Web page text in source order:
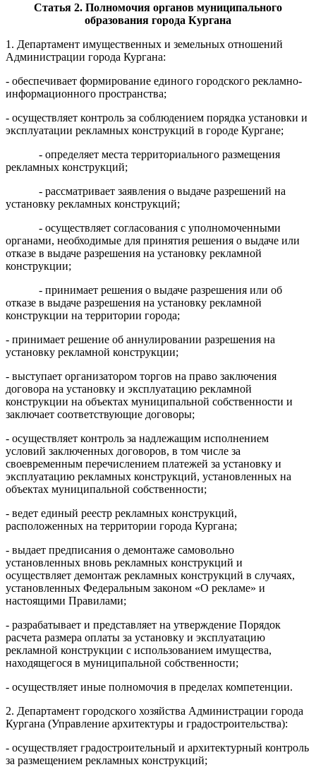
Статья 2. Полномочия органов муниципального
образования города Кургана
1. Департамент имущественных и земельных отношений
Администрации города Кургана:
- обеспечивает формирование единого городского рекламно-
информационного пространства;
- осуществляет контроль за соблюдением порядка установки и
эксплуатации рекламных конструкций в городе Кургане;
- определяет места территориального размещения
рекламных конструкций;
- рассматривает заявления о выдаче разрешений на
установку рекламных конструкций;
- осуществляет согласования с уполномоченными
органами, необходимые для принятия решения о выдаче или
отказе в выдаче разрешения на установку рекламной
конструкции;
- принимает решения о выдаче разрешения или об
отказе в выдаче разрешения на установку рекламной
конструкции на территории города;
- принимает решение об аннулировании разрешения на
установку рекламной конструкции;
- выступает организатором торгов на право заключения
договора на установку и эксплуатацию рекламной
конструкции на объектах муниципальной собственности и
заключает соответствующие договоры;
- осуществляет контроль за надлежащим исполнением
условий заключенных договоров, в том числе за
своевременным перечислением платежей за установку и
эксплуатацию рекламных конструкций, установленных на
объектах муниципальной собственности;
- ведет единый реестр рекламных конструкций,
расположенных на территории города Кургана;
- выдает предписания о демонтаже самовольно
установленных вновь рекламных конструкций и
осуществляет демонтаж рекламных конструкций в случаях,
установленных Федеральным законом «О рекламе» и
настоящими Правилами;
- разрабатывает и представляет на утверждение Порядок
расчета размера оплаты за установку и эксплуатацию
рекламной конструкции с использованием имущества,
находящегося в муниципальной собственности;
- осуществляет иные полномочия в пределах компетенции.
2. Департамент городского хозяйства Администрации города
Кургана (Управление архитектуры и градостроительства):
- осуществляет градостроительный и архитектурный контроль
за размещением рекламных конструкций;